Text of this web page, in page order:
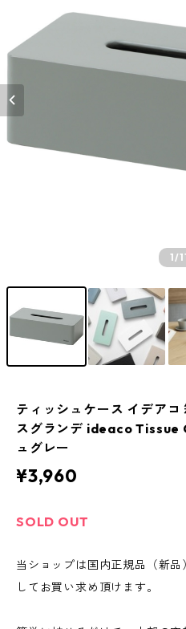
1/
ティッシュケース イデアコ
スグランデ ideaco Tissue
ュグレー
¥3,960
SOLD OUT
当ショップは国内正規品（新
してお買い求め頂けます。